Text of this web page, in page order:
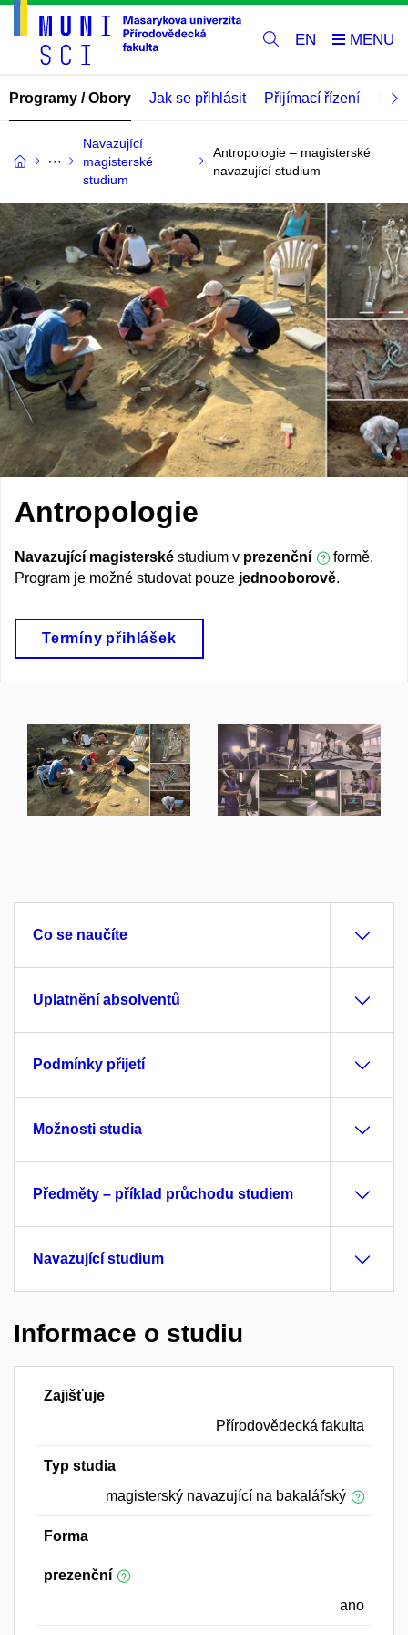
EN
Programy / Obory Jak se přihlásit Přijímací řízení
Navazující
magisterské
studium
Antropologie – magisterské
navazující studium
Antropologie
Navazující magisterské studium v prezenční
formě.
Program je možné studovat pouze jednooborově.
Termíny přihlášek
Co se naučíte
Uplatnění absolventů
Podmínky přijetí
Možnosti studia
Předměty – příklad průchodu studiem
Navazující studium
Informace o studiu
Zajišťuje
Přírodovědecká fakulta
Typ studia
magisterský navazující na bakalářský
Forma
prezenční
ano